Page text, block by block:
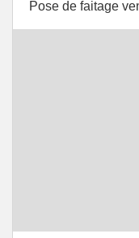
Pose de faitage